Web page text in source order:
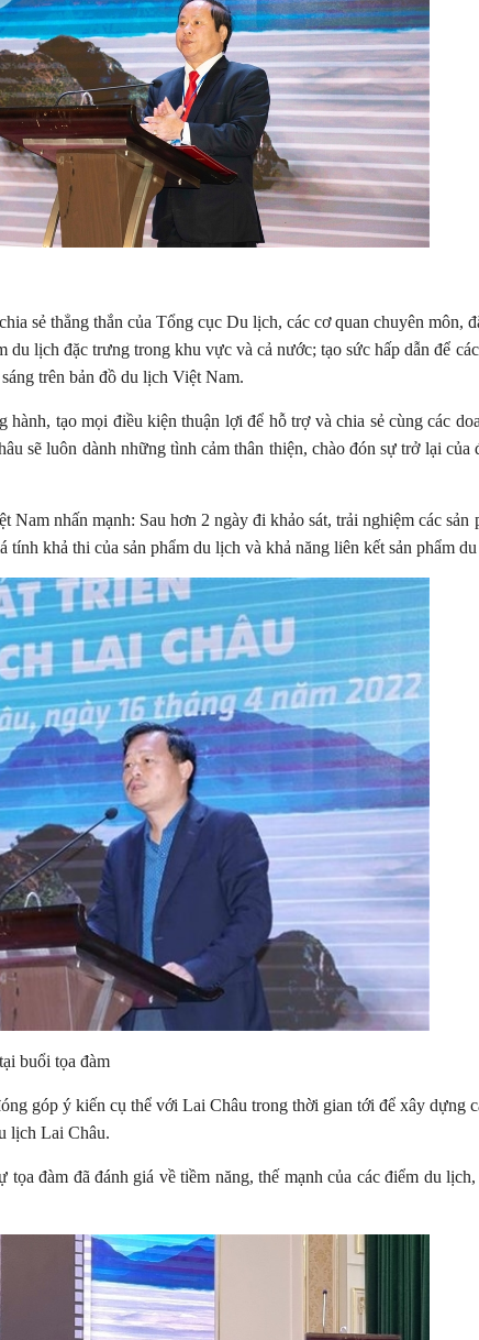
sẻ thẳng thắn của Tổng cục Du lịch, các cơ quan chuyên môn,
lịch đặc trưng trong khu vực và cả nước; tạo sức hấp dẫn để
trên bản đồ du lịch Việt Nam.
tạo mọi điều kiện thuận lợi để hỗ trợ và chia sẻ cùng các
sẽ luôn dành những tình cảm thân thiện, chào đón sự trở lại của
nhấn mạnh: Sau hơn 2 ngày đi khảo sát, trải nghiệm các sản
khả thi của sản phẩm du lịch và khả năng liên kết sản phẩm
buổi tọa đàm
góp ý kiến cụ thể với Lai Châu trong thời gian tới để xây dựng
lịch Lai Châu.
đàm đã đánh giá về tiềm năng, thế mạnh của các điểm du